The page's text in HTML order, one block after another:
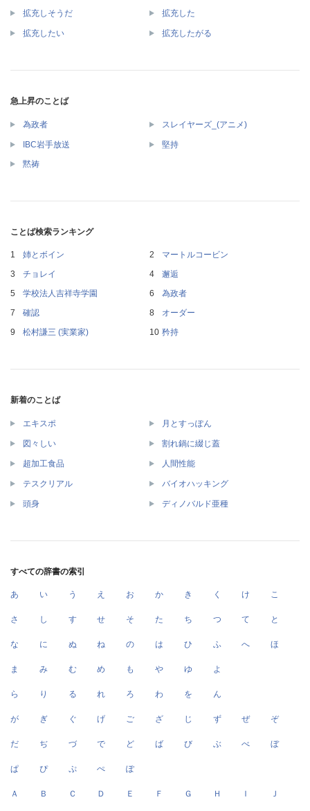
拡充しそうだ 拡充した
拡充したい 拡充したがる
急上昇のことば
為政者 スレイヤーズ_(アニメ)
IBC岩手放送 堅持
黙祷
ことば検索ランキング
姉とボイン
マートルコービン
チョレイ
邂逅
学校法人吉祥寺学園
為政者
確認
オーダー
松村謙三 (実業家)
矜持
新着のことば
エキスポ 月とすっぽん
図々しい 割れ鍋に綴じ蓋
超加工食品 人間性能
テスクリアル バイオハッキング
頭身 ディノバルド亜種
すべての辞書の索引
あ い う え お か き く け こ
さ し す せ そ た ち つ て と
な に ぬ ね の は ひ ふ へ ほ
ま み む め も や ゆ よ
ら り る れ ろ わ を ん
が ぎ ぐ げ ご ざ じ ず ぜ ぞ
だ ぢ づ で ど ば び ぶ べ ぼ
ぱ ぴ ぷ ぺ ぽ
Ａ Ｂ Ｃ Ｄ Ｅ Ｆ Ｇ Ｈ Ｉ Ｊ